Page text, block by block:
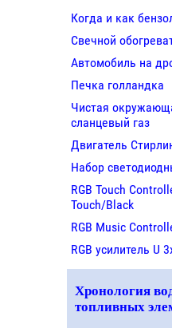
Когда и как
Свечной
Автомобиль на
Печка голландка
Чистая
сланцевый газ
Двигатель
Набор
RGB Touch
Touch/Black
RGB Music
RGB усилитель U
Хронология
топливных